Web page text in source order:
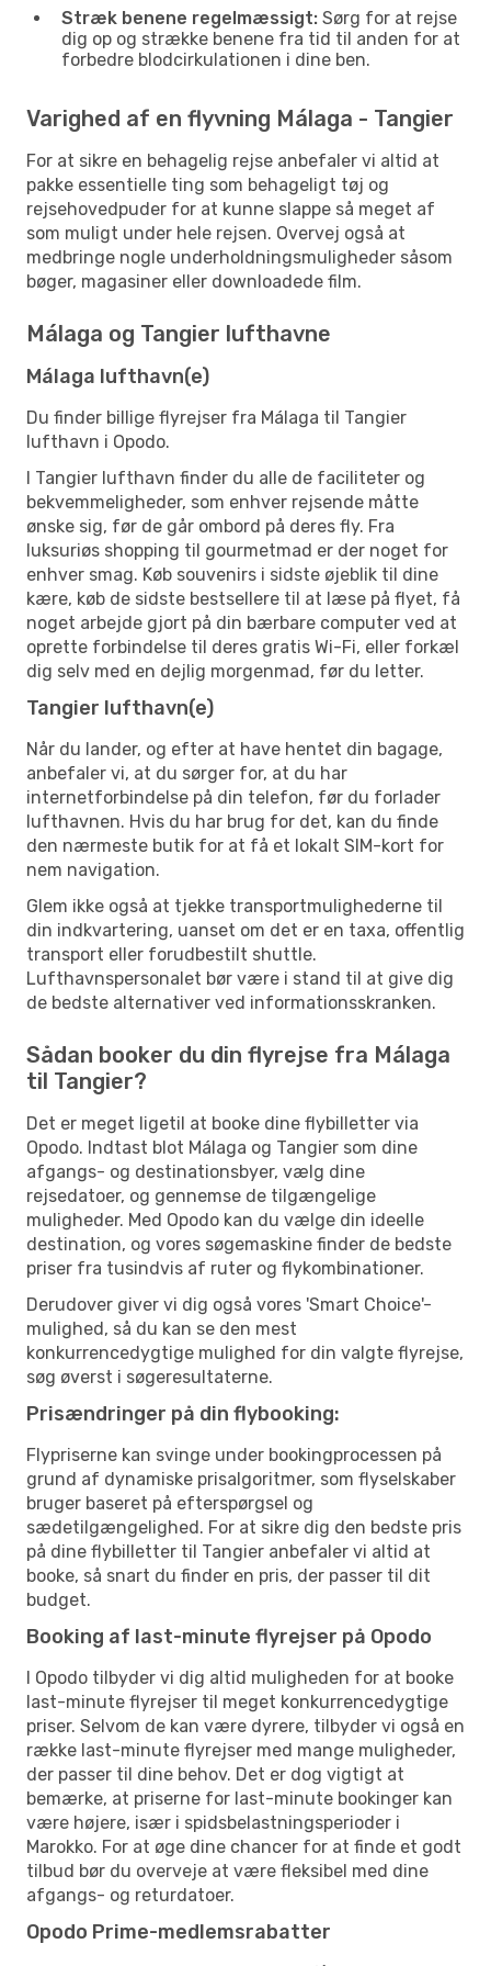
Stræk benene regelmæssigt: Sørg for at rejse
dig op og strække benene fra tid til anden for at
forbedre blodcirkulationen i dine ben.
Varighed af en flyvning Málaga - Tangier
For at sikre en behagelig rejse anbefaler vi altid at
pakke essentielle ting som behageligt tøj og
rejsehovedpuder for at kunne slappe så meget af
som muligt under hele rejsen. Overvej også at
medbringe nogle underholdningsmuligheder såsom
bøger, magasiner eller downloadede film.
Málaga og Tangier lufthavne
Málaga lufthavn(e)
Du finder billige flyrejser fra Málaga til Tangier
lufthavn i Opodo.
I Tangier lufthavn finder du alle de faciliteter og
bekvemmeligheder, som enhver rejsende måtte
ønske sig, før de går ombord på deres fly. Fra
luksuriøs shopping til gourmetmad er der noget for
enhver smag. Køb souvenirs i sidste øjeblik til dine
kære, køb de sidste bestsellere til at læse på flyet, få
noget arbejde gjort på din bærbare computer ved at
oprette forbindelse til deres gratis Wi-Fi, eller forkæl
dig selv med en dejlig morgenmad, før du letter.
Tangier lufthavn(e)
Når du lander, og efter at have hentet din bagage,
anbefaler vi, at du sørger for, at du har
internetforbindelse på din telefon, før du forlader
lufthavnen. Hvis du har brug for det, kan du finde
den nærmeste butik for at få et lokalt SIM-kort for
nem navigation.
Glem ikke også at tjekke transportmulighederne til
din indkvartering, uanset om det er en taxa, offentlig
transport eller forudbestilt shuttle.
Lufthavnspersonalet bør være i stand til at give dig
de bedste alternativer ved informationsskranken.
Sådan booker du din flyrejse fra Málaga
til Tangier?
Det er meget ligetil at booke dine flybilletter via
Opodo. Indtast blot Málaga og Tangier som dine
afgangs- og destinationsbyer, vælg dine
rejsedatoer, og gennemse de tilgængelige
muligheder. Med Opodo kan du vælge din ideelle
destination, og vores søgemaskine finder de bedste
priser fra tusindvis af ruter og flykombinationer.
Derudover giver vi dig også vores 'Smart Choice'-
mulighed, så du kan se den mest
konkurrencedygtige mulighed for din valgte flyrejse,
søg øverst i søgeresultaterne.
Prisændringer på din flybooking:
Flypriserne kan svinge under bookingprocessen på
grund af dynamiske prisalgoritmer, som flyselskaber
bruger baseret på efterspørgsel og
sædetilgængelighed. For at sikre dig den bedste pris
på dine flybilletter til Tangier anbefaler vi altid at
booke, så snart du finder en pris, der passer til dit
budget.
Booking af last-minute flyrejser på Opodo
I Opodo tilbyder vi dig altid muligheden for at booke
last-minute flyrejser til meget konkurrencedygtige
priser. Selvom de kan være dyrere, tilbyder vi også en
række last-minute flyrejser med mange muligheder,
der passer til dine behov. Det er dog vigtigt at
bemærke, at priserne for last-minute bookinger kan
være højere, især i spidsbelastningsperioder i
Marokko. For at øge dine chancer for at finde et godt
tilbud bør du overveje at være fleksibel med dine
afgangs- og returdatoer.
Opodo Prime-medlemsrabatter